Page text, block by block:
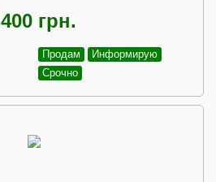
400 грн.
Продам
Информирую
Срочно